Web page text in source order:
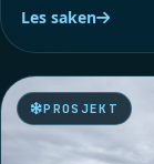
Les saken
PROSJEKT